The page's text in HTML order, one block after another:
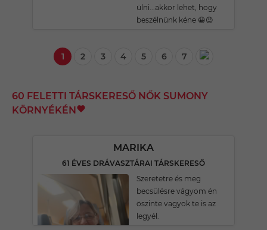
ülni...akkor lehet, hogy
beszélnünk kéne 😀😉
1 2 3 4 5 6 7
60 FELETTI TÁRSKERESŐ NŐK SUMONY
KÖRNYÉKÉN
MARIKA
61 ÉVES DRÁVASZTÁRAI TÁRSKERESŐ
Szeretetre és meg
becsülésre vágyom én
öszinte vagyok te is az
legyél.